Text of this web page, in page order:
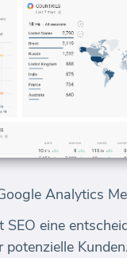
Analytics
eine